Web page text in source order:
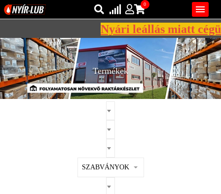
REGISZTRÁCIÓ

Bejelentkezés
Regisztráció
0
AZ ÖN KOSARA ÜRES
Nyári leállás miatt
Termékek
SZABVÁNYOK